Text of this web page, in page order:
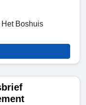
Het Boshuis